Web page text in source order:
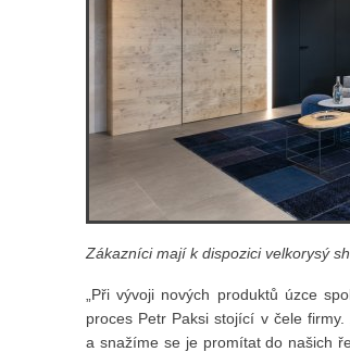
Zákazníci mají k dispozici velkorysý
„Při vývoji nových produktů úzce
proces Petr Paksi stojící v čele
a snažíme se je promítat do našich